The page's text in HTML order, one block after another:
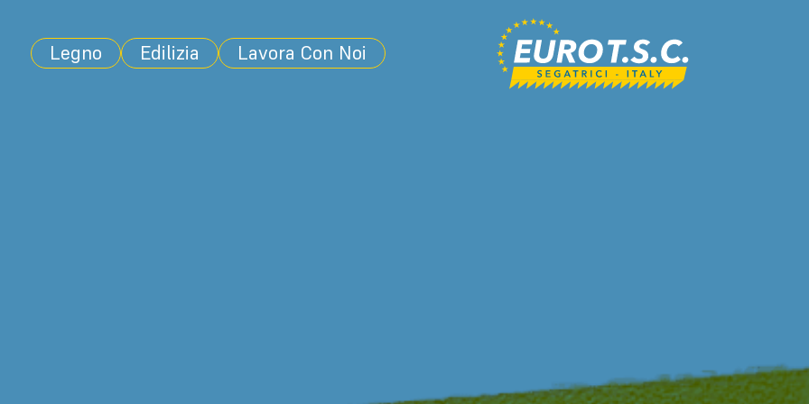
Legno Edilizia Lavora Con Noi